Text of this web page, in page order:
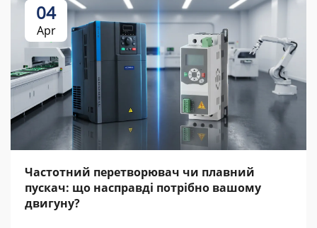
04
Apr
Частотний перетворювач чи плавний
пускач: що насправді потрібно вашому
двигуну?